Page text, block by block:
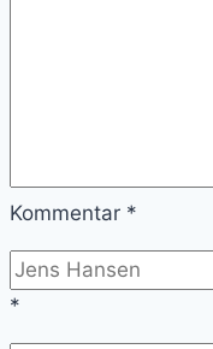
Kommentar *
*